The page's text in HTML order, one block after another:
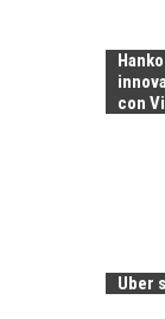
con
Uber